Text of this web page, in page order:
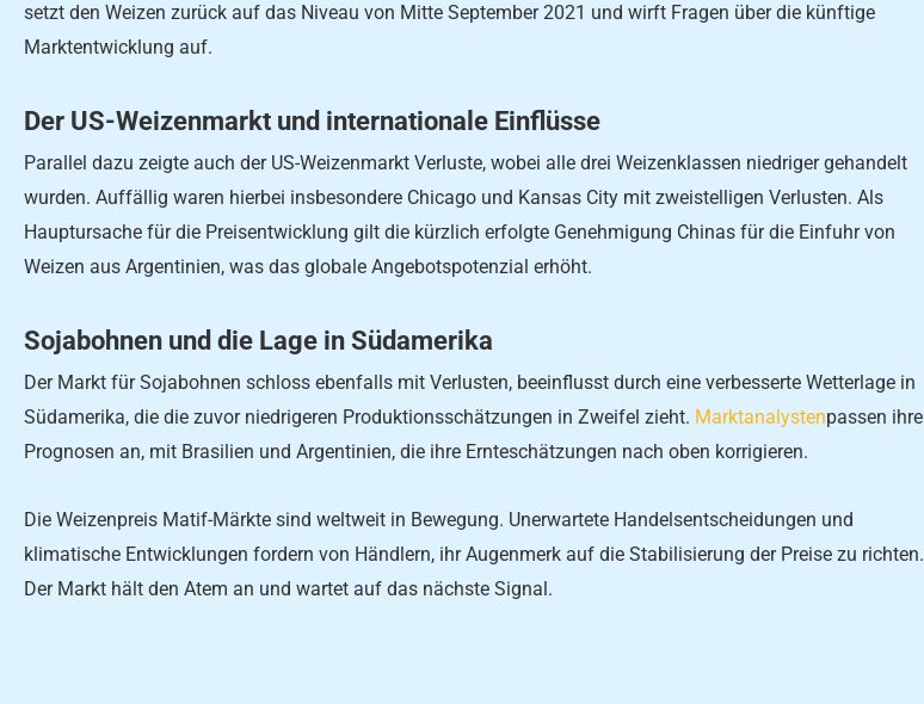
setzt den Weizen zurück auf das Niveau von Mitte September 2021 und wirft Fragen über die künftige
Marktentwicklung auf.
Der US-Weizenmarkt und internationale Einflüsse
Parallel dazu zeigte auch der US-Weizenmarkt Verluste, wobei alle drei Weizenklassen niedriger gehandelt
wurden. Auffällig waren hierbei insbesondere Chicago und Kansas City mit zweistelligen Verlusten. Als
Hauptursache für die Preisentwicklung gilt die kürzlich erfolgte Genehmigung Chinas für die Einfuhr von
Weizen aus Argentinien, was das globale Angebotspotenzial erhöht.
Sojabohnen und die Lage in Südamerika
Der Markt für Sojabohnen schloss ebenfalls mit Verlusten, beeinflusst durch eine verbesserte Wetterlage in
Südamerika, die die zuvor niedrigeren Produktionsschätzungen in Zweifel zieht. Marktanalystenpassen ihre
Prognosen an, mit Brasilien und Argentinien, die ihre Ernteschätzungen nach oben korrigieren.
Die Weizenpreis Matif-Märkte sind weltweit in Bewegung. Unerwartete Handelsentscheidungen und
klimatische Entwicklungen fordern von Händlern, ihr Augenmerk auf die Stabilisierung der Preise zu richten.
Der Markt hält den Atem an und wartet auf das nächste Signal.